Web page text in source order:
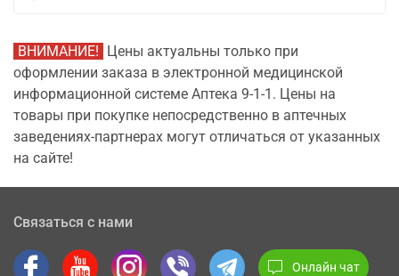
ВНИМАНИЕ! Цены актуальны только при
оформлении заказа в электронной медицинской
информационной системе Аптека 9-1-1. Цены на
товары при покупке непосредственно в аптечных
заведениях-партнерах могут отличаться от указанных
на сайте!
Связаться с нами
Онлайн чат